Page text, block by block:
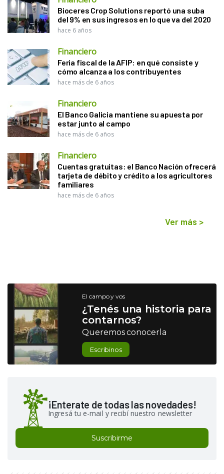
Bioceres Crop Solutions reportó una suba
del 9% en sus ingresos en lo que va del 2020
hace 6 años
Financiero
Feria fiscal de la AFIP: en qué consiste y
cómo alcanza a los contribuyentes
hace más de 6 años
Financiero
El Banco Galicia mantiene su apuesta por
estar junto al campo
hace más de 6 años
Financiero
Cuentas gratuitas: el Banco Nación ofrecerá
tarjeta de débito y crédito a los agricultores
familiares
hace más de 6 años
Ver más >
El campo y vos
¿Tenés una historia para
contarnos?
Queremos conocerla
Escribinos
¡Enterate de todas las novedades!
Ingresá tu e-mail y recibí nuestro newsletter
Suscribirme